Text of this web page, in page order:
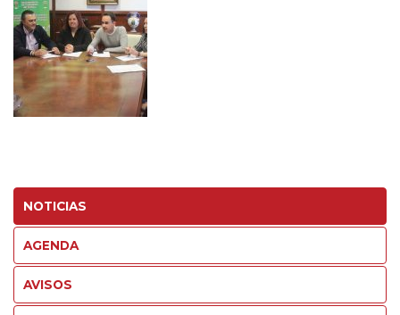
NOTICIAS
AGENDA
AVISOS